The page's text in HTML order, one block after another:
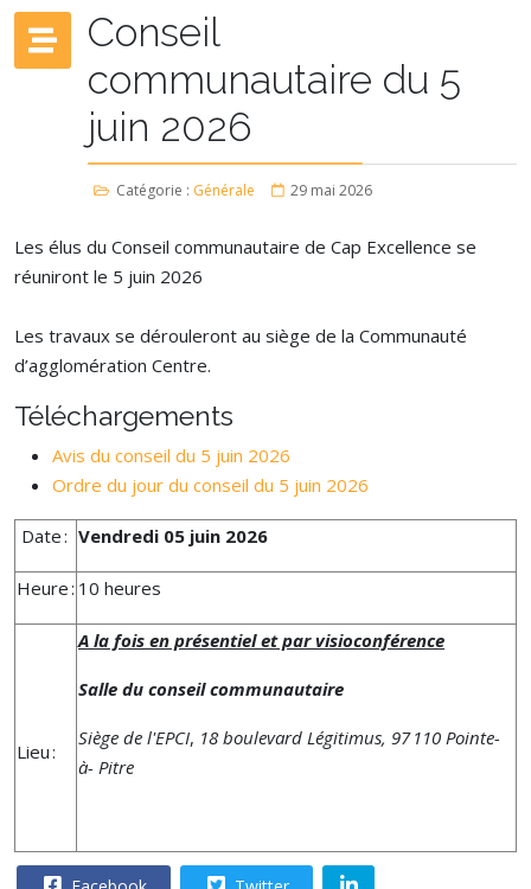
Conseil
communautaire du 5
juin 2026
Catégorie : Générale 29 mai 2026
Les élus du Conseil communautaire de Cap Excellence se
réuniront le 5 juin 2026
Les travaux se dérouleront au siège de la Communauté
d’agglomération Centre.
Téléchargements
Avis du conseil du 5 juin 2026
Ordre du jour du conseil du 5 juin 2026
Date : Vendredi 05 juin 2026
Heure : 10 heures
Lieu :
A la fois en présentiel et par visioconférence
Salle du conseil communautaire
Siège de l'EPCI, 18 boulevard Légitimus, 97 110 Pointe-
à- Pitre